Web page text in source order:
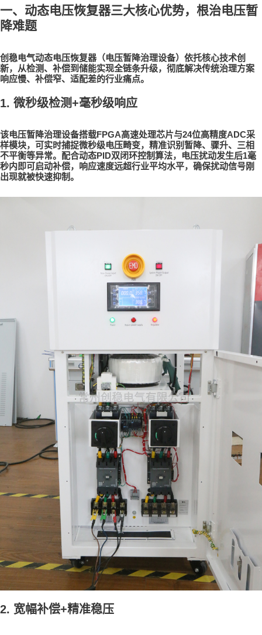
一、动态电压恢复器三大核心优势，根治电压暂
降难题
创稳电气动态电压恢复器（电压暂降治理设备）依托核心技术创
新，从检测、补偿到储能实现全链条升级，彻底解决传统治理方案
响应慢、补偿窄、适配差的行业痛点。
1. 微秒级检测+毫秒级响应
该电压暂降治理设备搭载FPGA高速处理芯片与24位高精度ADC采
样模块，可实时捕捉微秒级电压畸变，精准识别暂降、骤升、三相
不平衡等异常。配合动态PID双闭环控制算法，电压扰动发生后1毫
秒内即可启动补偿，响应速度远超行业平均水平，确保扰动信号刚
出现就被快速抑制。
2. 宽幅补偿+精准稳压